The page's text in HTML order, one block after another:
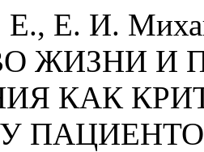
Е., Е. И.
ЖИЗНИ
КАК